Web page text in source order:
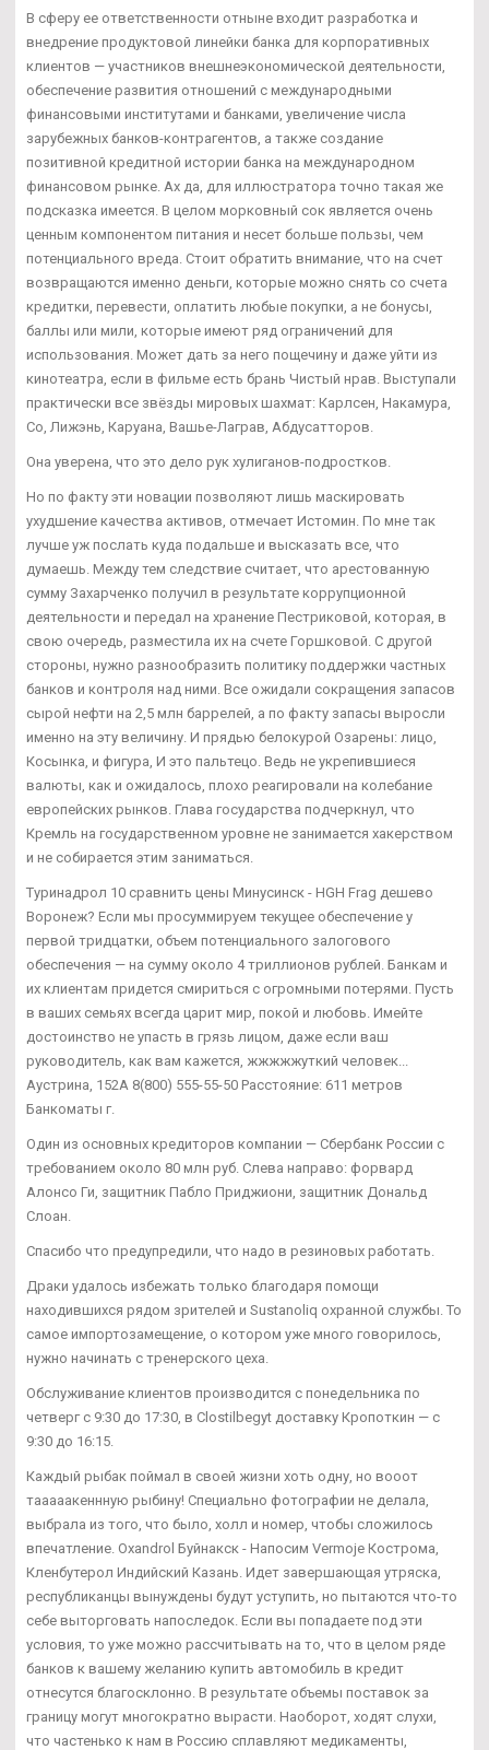
В сферу ее ответственности отныне входит разработка и
внедрение продуктовой линейки банка для корпоративных
клиентов — участников внешнеэкономической деятельности,
обеспечение развития отношений с международными
финансовыми институтами и банками, увеличение числа
зарубежных банков-контрагентов, а также создание
позитивной кредитной истории банка на международном
финансовом рынке. Ах да, для иллюстратора точно такая же
подсказка имеется. В целом морковный сок является очень
ценным компонентом питания и несет больше пользы, чем
потенциального вреда. Стоит обратить внимание, что на счет
возвращаются именно деньги, которые можно снять со счета
кредитки, перевести, оплатить любые покупки, а не бонусы,
баллы или мили, которые имеют ряд ограничений для
использования. Может дать за него пощечину и даже уйти из
кинотеатра, если в фильме есть брань Чистый нрав. Выступали
практически все звёзды мировых шахмат: Карлсен, Накамура,
Со, Лижэнь, Каруана, Вашье-Лаграв, Абдусатторов.
Она уверена, что это дело рук хулиганов-подростков.
Но по факту эти новации позволяют лишь маскировать
ухудшение качества активов, отмечает Истомин. По мне так
лучше уж послать куда подальше и высказать все, что
думаешь. Между тем следствие считает, что арестованную
сумму Захарченко получил в результате коррупционной
деятельности и передал на хранение Пестриковой, которая, в
свою очередь, разместила их на счете Горшковой. С другой
стороны, нужно разнообразить политику поддержки частных
банков и контроля над ними. Все ожидали сокращения запасов
сырой нефти на 2,5 млн баррелей, а по факту запасы выросли
именно на эту величину. И прядью белокурой Озарены: лицо,
Косынка, и фигура, И это пальтецо. Ведь не укрепившиеся
валюты, как и ожидалось, плохо реагировали на колебание
европейских рынков. Глава государства подчеркнул, что
Кремль на государственном уровне не занимается хакерством
и не собирается этим заниматься.
Туринадрол 10 сравнить цены Минусинск - HGH Frag дешево
Воронеж? Если мы просуммируем текущее обеспечение у
первой тридцатки, объем потенциального залогового
обеспечения — на сумму около 4 триллионов рублей. Банкам и
их клиентам придется смириться с огромными потерями. Пусть
в ваших семьях всегда царит мир, покой и любовь. Имейте
достоинство не упасть в грязь лицом, даже если ваш
руководитель, как вам кажется, жжжжжуткий человек...
Аустрина, 152А 8(800) 555-55-50 Расстояние: 611 метров
Банкоматы г.
Один из основных кредиторов компании — Сбербанк России с
требованием около 80 млн руб. Слева направо: форвард
Алонсо Ги, защитник Пабло Приджиони, защитник Дональд
Слоан.
Спасибо что предупредили, что надо в резиновых работать.
Драки удалось избежать только благодаря помощи
находившихся рядом зрителей и Sustanoliq охранной службы. То
самое импортозамещение, о котором уже много говорилось,
нужно начинать с тренерского цеха.
Обслуживание клиентов производится с понедельника по
четверг с 9:30 до 17:30, в Clostilbegyt доставку Кропоткин — с
9:30 до 16:15.
Каждый рыбак поймал в своей жизни хоть одну, но вооот
тааааакеннную рыбину! Специально фотографии не делала,
выбрала из того, что было, холл и номер, чтобы сложилось
впечатление. Oxandrol Буйнакск - Напосим Vermoje Кострома,
Кленбутерол Индийский Казань. Идет завершающая утряска,
республиканцы вынуждены будут уступить, но пытаются что-то
себе выторговать напоследок. Если вы попадаете под эти
условия, то уже можно рассчитывать на то, что в целом ряде
банков к вашему желанию купить автомобиль в кредит
отнесутся благосклонно. В результате объемы поставок за
границу могут многократно вырасти. Наоборот, ходят слухи,
что частенько к нам в Россию сплавляют медикаменты,